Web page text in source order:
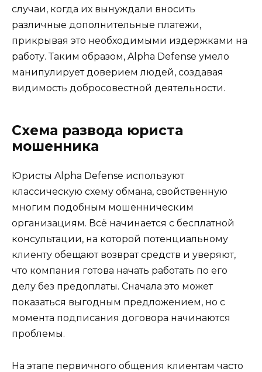
случаи, когда их вынуждали вносить
различные дополнительные платежи,
прикрывая это необходимыми издержками на
работу. Таким образом, Alpha Defense умело
манипулирует доверием людей, создавая
видимость добросовестной деятельности.
Схема развода юриста
мошенника
Юристы Alpha Defense используют
классическую схему обмана, свойственную
многим подобным мошенническим
организациям. Всё начинается с бесплатной
консультации, на которой потенциальному
клиенту обещают возврат средств и уверяют,
что компания готова начать работать по его
делу без предоплаты. Сначала это может
показаться выгодным предложением, но с
момента подписания договора начинаются
проблемы.
На этапе первичного общения клиентам часто